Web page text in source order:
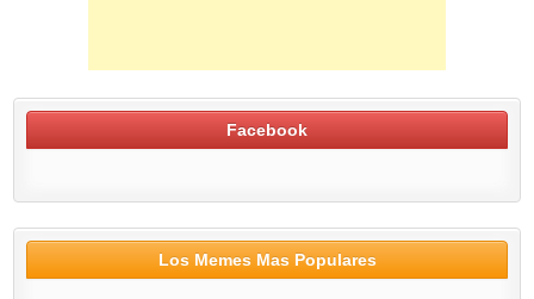
Facebook
Los Memes Mas Populares